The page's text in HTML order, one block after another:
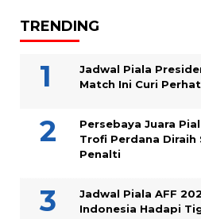
TRENDING
Jadwal Piala
Match Ini Curi
Persebaya Juara
Trofi Perdana Diraih
Penalti
Jadwal Piala AFF
Indonesia Hadapi